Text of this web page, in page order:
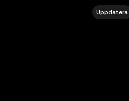
Uppdatera